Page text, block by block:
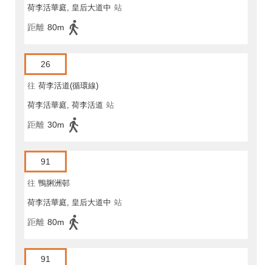
荷李活華庭, 皇后大道中 站
距離 80m
26
往 荷李活道(循環線)
荷李活華庭, 荷李活道 站
距離 30m
91
往 鴨脷洲邨
荷李活華庭, 皇后大道中 站
距離 80m
91